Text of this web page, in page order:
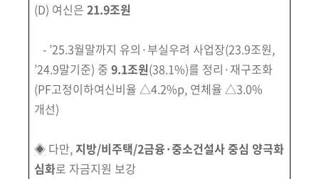
(D) 여신은 21.9조원
- ’25.3월말까지 유의·부실우려 사업장(23.9조원,
’24.9말기준) 중 9.1조원(38.1%)를 정리·재구조화
(PF고정이하여신비율 △4.2%p, 연체율 △3.0%
개선)
◈ 다만,지방/비주택/2금융·중소건설사 중심 양극화
심화로 자금지원 보강